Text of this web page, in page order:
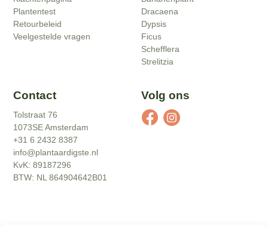
Plantentest
Retourbeleid
Veelgestelde vragen
Dracaena
Dypsis
Ficus
Schefflera
Strelitzia
Contact
Tolstraat 76
1073SE Amsterdam
+31 6 2432 8387
info@plantaardigste.nl
KvK: 89187296
BTW: NL 864904642B01
Volg ons